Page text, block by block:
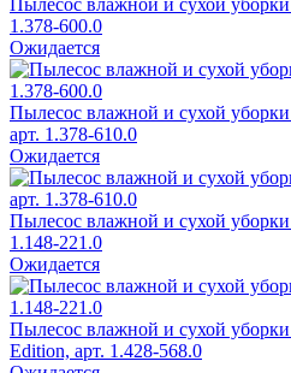
1.378-600.0
Ожидается
Пылесос влажной и сухой
арт. 1.378-610.0
Ожидается
Пылесос влажной и сухой
1.148-221.0
Ожидается
Пылесос влажной и сухой
Edition, арт. 1.428-568.0